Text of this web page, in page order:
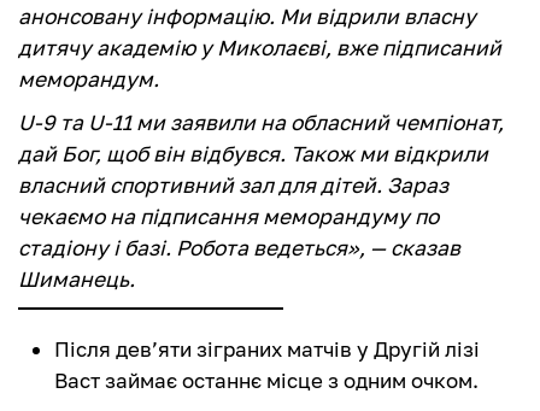
анонсовану інформацію. Ми відрили власну
дитячу академію у Миколаєві, вже підписаний
меморандум.
U-9 та U-11 ми заявили на обласний чемпіонат,
дай Бог, щоб він відбувся. Також ми відкрили
власний спортивний зал для дітей. Зараз
чекаємо на підписання меморандуму по
стадіону і базі. Робота ведеться», — сказав
Шиманець.
Після дев’яти зіграних матчів у Другій лізі
Васт займає останнє місце з одним очком.